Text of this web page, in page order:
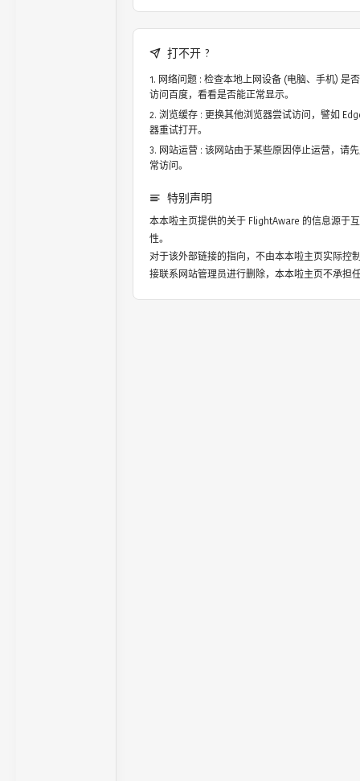
打不开 ?
网络问题 : 检查本地上网设备 (电脑、手机) 是
访问百度，看看是否能正常显示。
浏览缓存 : 更换其他浏览器尝试访问，譬如
器重试打开。
网站运营 : 该网站由于某些原因停止运营，请
常访问。
特别声明
本本啦主页提供的关于 FlightAware 的信息源于
性。
对于该外部链接的指向，不由本本啦主页实际控
接联系网站管理员进行删除，本本啦主页不承担